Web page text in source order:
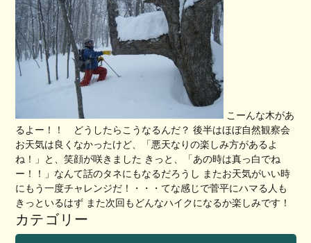
こーんな木があ
るよー！！ どうしたらこうなるんだ？ 後半はほぼ自然観察会
お天気は良くなかったけど、「悪天なりの楽しみ方があるよ
ね！」と、笑顔が咲きました きっと、「あの時は真っ白でね
ー！！」なんて話のタネにもなるだろうし またお天気がいい時
にもう一度チャレンジだ！・・・てな感じで菅平にハマる人も
きっといるはず また次回もどんなハイクになるか楽しみです！
カテゴリー